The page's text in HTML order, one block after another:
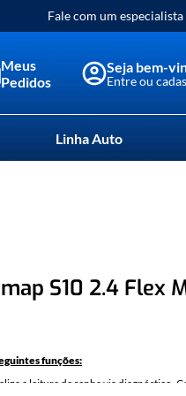
Fale com um especialista
Meus
Pedidos
Linha Auto
S10 2.4 Flex
funções:
a leitura de senha via diagnóstico.